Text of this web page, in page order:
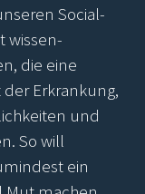
Social-
wissen-
die eine
Erkrankung,
und
So will
ein